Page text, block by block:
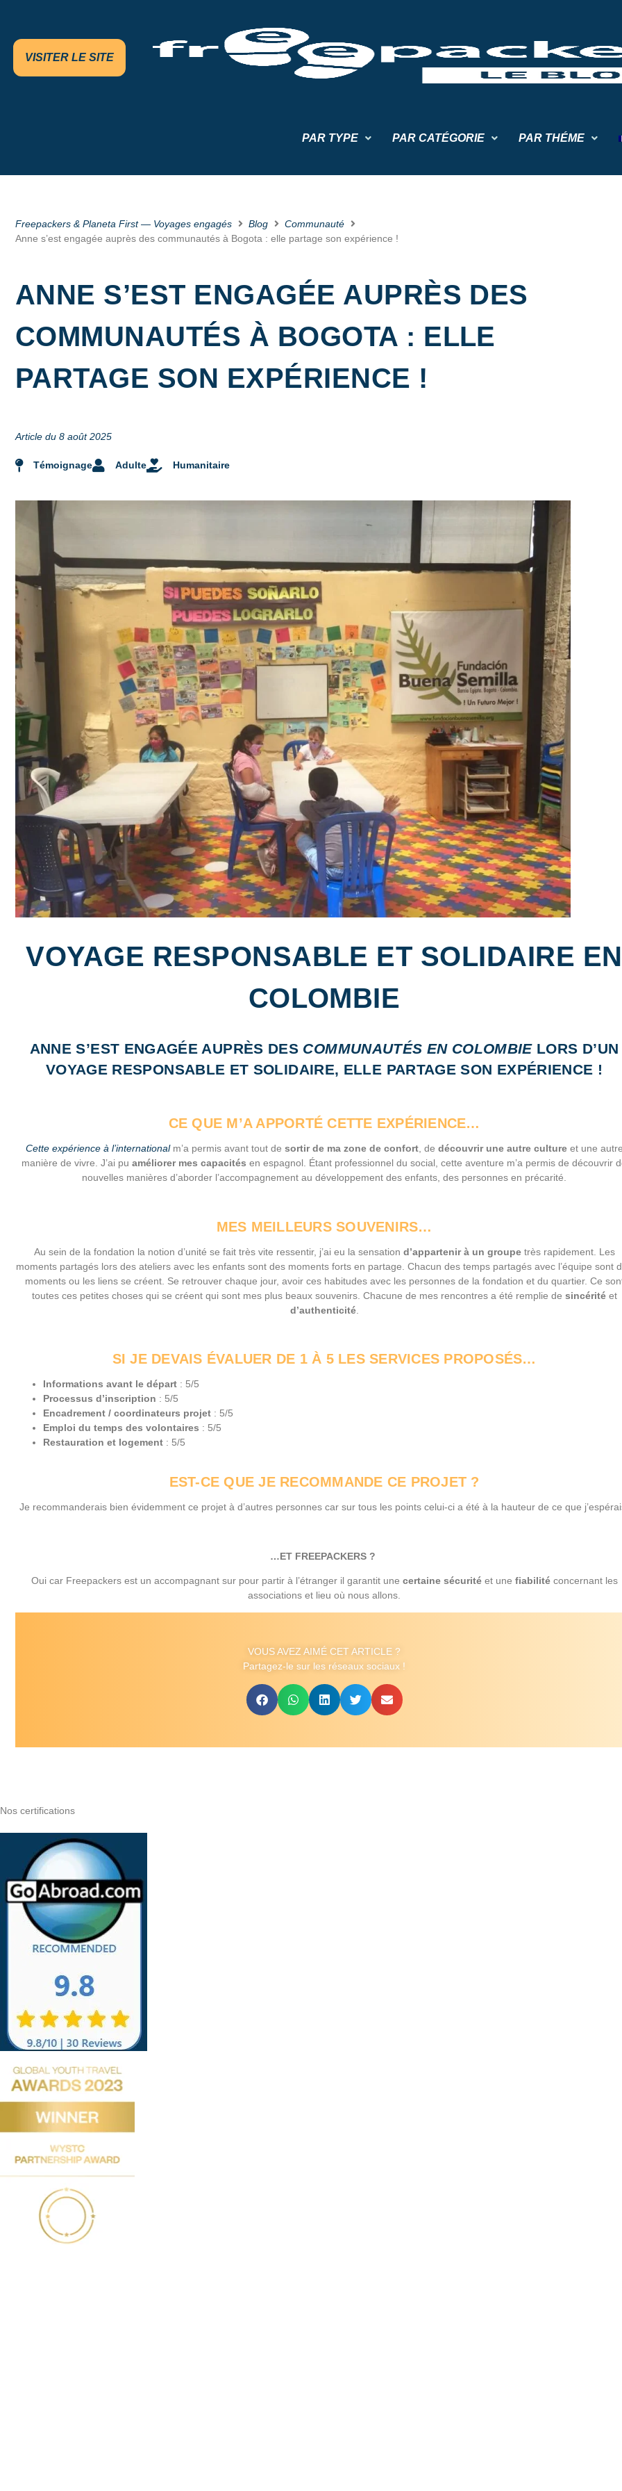
VISITER LE SITE
PAR TYPE PAR CATÉGORIE PAR THÉME
Freepackers & Planeta First — Voyages engagés Blog
Communauté
Anne s’est engagée auprès des communautés à Bogota : elle partage son expérience !
ANNE S’EST ENGAGÉE AUPRÈS DES
COMMUNAUTÉS À BOGOTA : ELLE
PARTAGE SON EXPÉRIENCE !
Article du 8 août 2025
Témoignage Adulte Humanitaire
VOYAGE RESPONSABLE ET SOLIDAIRE EN
COLOMBIE
ANNE S’EST ENGAGÉE AUPRÈS DES COMMUNAUTÉS EN COLOMBIELORS D’UN
VOYAGE RESPONSABLE ET SOLIDAIRE, ELLE PARTAGE SON EXPÉRIENCE !
CE QUE M’A APPORTÉ CETTE EXPÉRIENCE…
Cette expérience à l’internationalm’a permis avant tout de sortir de ma zone de confort, de découvrir une autre cultureet une autre
manière de vivre. J’ai pu améliorer mes capacités en espagnol. Étant professionnel du social, cette aventure m’a permis de découvrir
nouvelles manières d’aborder l’accompagnement au développement des enfants, des personnes en précarité.
MES MEILLEURS SOUVENIRS…
Au sein de la fondation la notion d’unité se fait très vite ressentir, j’ai eu la sensation d’appartenir à un groupetrès rapidement. Les
moments partagés lors des ateliers avec les enfants sont des moments forts en partage. Chacun des temps partagés avec l’équipe sont
moments ou les liens se créent. Se retrouver chaque jour, avoir ces habitudes avec les personnes de la fondation et du quartier. Ce
toutes ces petites choses qui se créent qui sont mes plus beaux souvenirs. Chacune de mes rencontres a été remplie de sincéritéet
d’authenticité.
SI JE DEVAIS ÉVALUER DE 1 À 5 LES SERVICES PROPOSÉS…
Informations avant le départ : 5/5
Processus d’inscription : 5/5
Encadrement / coordinateurs projet : 5/5
Emploi du temps des volontaires : 5/5
Restauration et logement : 5/5
EST-CE QUE JE RECOMMANDE CE PROJET ?
Je recommanderais bien évidemment ce projet à d’autres personnes car sur tous les points celui-ci a été à la hauteur de ce que
…ET FREEPACKERS ?
Oui car Freepackers est un accompagnant sur pour partir à l’étranger il garantit une certaine sécuritéet une fiabilitéconcernant les
associations et lieu où nous allons.
VOUS AVEZ AIMÉ CET ARTICLE ?
Partagez-le sur les réseaux sociaux !
Nos certifications